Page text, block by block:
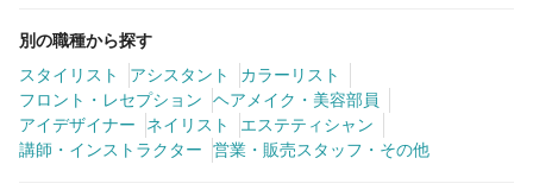
別の職種から探す
スタイリスト
アシスタント
カラーリスト
フロント・レセプション
ヘアメイク・美容部員
アイデザイナー
ネイリスト
エステティシャン
講師・インストラクター
営業・販売スタッフ・その他